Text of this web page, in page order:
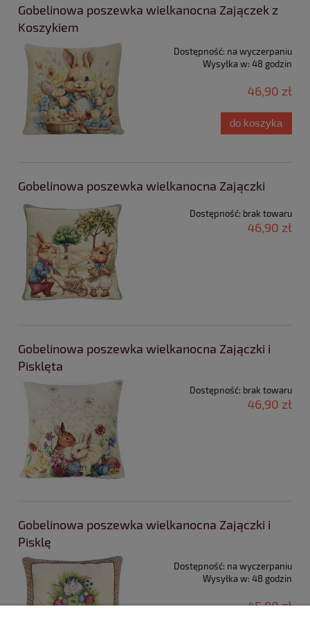
Gobelinowa poszewka wielkanocna Zajączek z
Koszykiem
Dostępność: na wyczerpaniu
Wysyłka w: 48 godzin
46,90 zł
do koszyka
Gobelinowa poszewka wielkanocna Zajączki
Dostępność: brak towaru
46,90 zł
Gobelinowa poszewka wielkanocna Zajączki i
Pisklęta
Dostępność: brak towaru
46,90 zł
Gobelinowa poszewka wielkanocna Zajączki i
Pisklę
Dostępność: na wyczerpaniu
Wysyłka w: 48 godzin
45,90 zł